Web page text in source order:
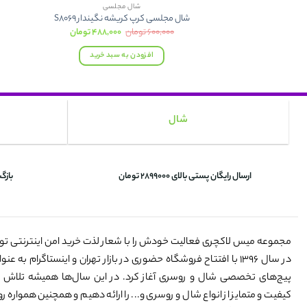
شال مجلسی
شال مجلسی کرپ کریشه نگیندار S8069
۶۰۰,۰۰۰تومان قیمت
اصلی:
۶۰۰,۰۰۰ تومان
بود.
۴۸۸,۰۰۰تومانقیمت
افزودن به سبد خرید
شال
ارسال رایگان پستی بالای 2899000 تومان
مجموعه میس لاکچری فعالیت خودش را با شعار لذت خرید امن اینترنتی
در سال ۱۳۹۶ با افتتاح فروشگاه حضوری در بازار تهران و اینستاگرام
پیج‌های تخصصی شال و روسری آغاز کرد. در این سال‌ها همیشه
کیفیت و متمایز از انواع شال و روسری و... را ارائه دهیم و همچنین همواره